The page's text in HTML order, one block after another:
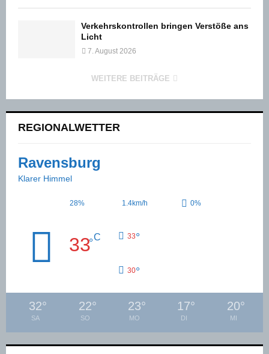
Verkehrskontrollen bringen Verstöße ans
Licht
7. August 2026
WEITERE BEITRÄGE
REGIONALWETTER
Ravensburg
Klarer Himmel
28% 1.4km/h 0%
33°C 33°
30°
32°
SA
22°
SO
23°
MO
17°
DI
20°
MI